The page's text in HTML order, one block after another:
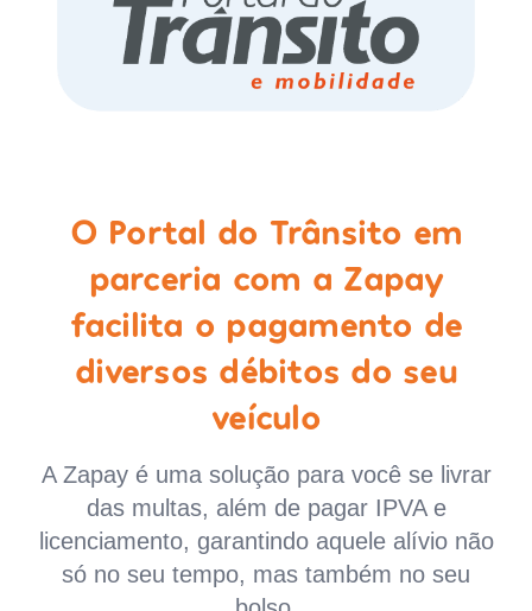
O Portal do Trânsito em
parceria com a Zapay
facilita o pagamento de
diversos débitos do seu
veículo
A Zapay é uma solução para você se livrar
das multas, além de pagar IPVA e
licenciamento, garantindo aquele alívio não
só no seu tempo, mas também no seu